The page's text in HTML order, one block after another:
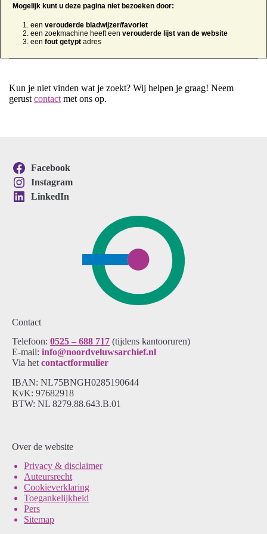
Mogelijk kunt u deze pagina niet bezoeken door:
een verouderde bladwijzer/favoriet
een zoekmachine heeft een verouderde lijst van de website
een fout getypt adres
Kun je niet vinden wat je zoekt? Wij helpen je graag! Neem
gerust contact met ons op.
Contact
Telefoon: 0525 – 688 717 (tijdens kantooruren)
E-mail: info@noordveluwsarchief.nl
Via het contactformulier
IBAN: NL75BNGH0285190644
KvK: 97682918
BTW: NL 8279.88.643.B.01
Over de website
Privacy & disclaimer
Auteursrecht
Cookieverklaring
Toegankelijkheid
Pers
Sitemap
Facebook
Instagram
LinkedIn